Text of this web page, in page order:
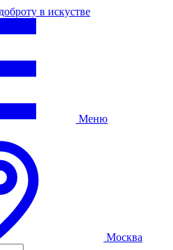
в искустве
Меню
Москва